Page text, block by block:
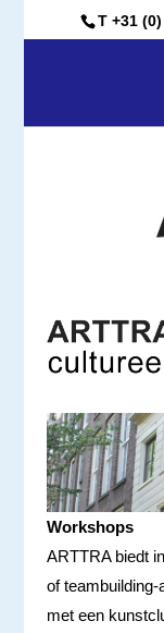
T +31
Workshops
ARTTRA biedt
of
met een